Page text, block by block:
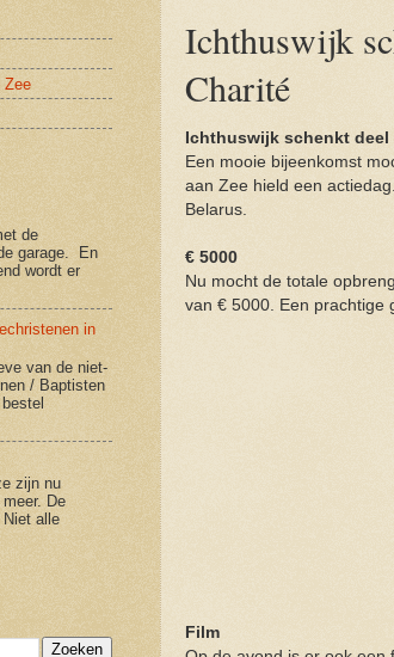
Ichthuswijk
Charité
Ichthuswijk schenkt
Een mooie bijeenkomst
aan Zee hield een
Belarus.
€ 5000
Nu mocht de totale
van € 5000. Een prachtige
Film
Zee
de
garage. En
wordt er
in
van de niet-
/ Baptisten
zijn nu
De
alle